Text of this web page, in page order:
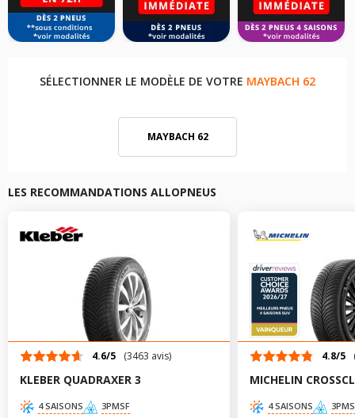
SÉLECTIONNER LE MODÈLE DE VOTRE MAYBACH 62
MAYBACH 62
LES RECOMMANDATIONS ALLOPNEUS
4.6/5 (3463 avis)
KLEBER QUADRAXER 3
4 SAISONS 3PMSF
4.8/5
MICHELIN
4 SAISONS